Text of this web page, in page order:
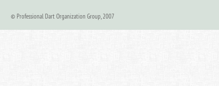
© Professional Dart Organization Group, 2007